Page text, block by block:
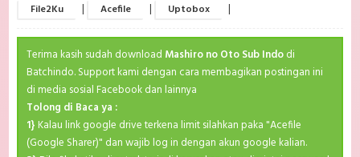
File2Ku | Acefile | Uptobox |
Terima kasih sudah download Mashiro no Oto Sub Indodi
Batchindo. Support kami dengan cara membagikan postingan ini
di media sosial Facebook dan lainnya
Tolong di Baca ya :
1} Kalau link google drive terkena limit silahkan paka "Acefile
(Google Sharer)" dan wajib log in dengan akun google kalian.